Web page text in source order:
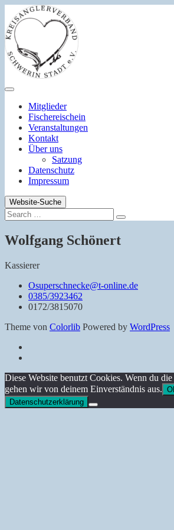
Zum
Inhalt
springen
Mitglieder
Fischereischein
Veranstaltungen
Kontakt
Über uns
Satzung
Datenschutz
Impressum
Website-Suche
Search
for:
Search
Wolfgang Schönert
Kassierer
Osuperschnecke@t-online.de
0385/3923462
0172/3815070
Theme von Colorlib Powered by WordPress
Back
to
top
Diese Website benutzt Cookies. Wenn du
gehen wir von deinem Einverständnis aus.
Datenschutzerklärung